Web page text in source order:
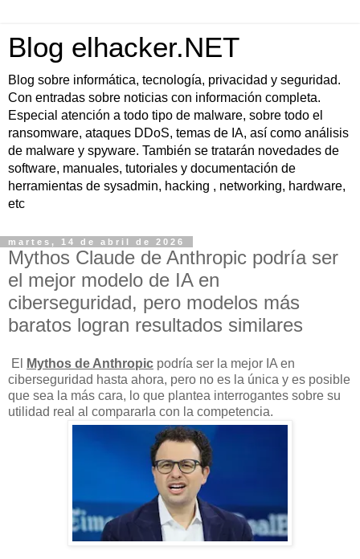
Blog elhacker.NET
Blog sobre informática, tecnología, privacidad y seguridad.
Con entradas sobre noticias con información completa.
Especial atención a todo tipo de malware, sobre todo el
ransomware, ataques DDoS, temas de IA, así como análisis
de malware y spyware. También se tratarán novedades de
software, manuales, tutoriales y documentación de
herramientas de sysadmin, hacking , networking, hardware,
etc
martes, 14 de abril de 2026
Mythos Claude de Anthropic podría ser
el mejor modelo de IA en
ciberseguridad, pero modelos más
baratos logran resultados similares
El Mythos de Anthropic podría ser la mejor IA en
ciberseguridad hasta ahora, pero no es la única y es posible
que sea la más cara, lo que plantea interrogantes sobre su
utilidad real al compararla con la competencia.